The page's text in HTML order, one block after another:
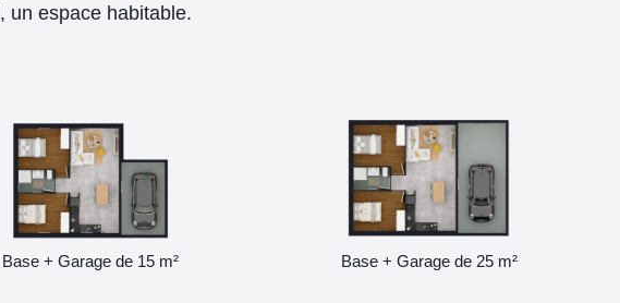
un espace habitable.
Base + Garage de 15 m² Base + Garage de 25 m²